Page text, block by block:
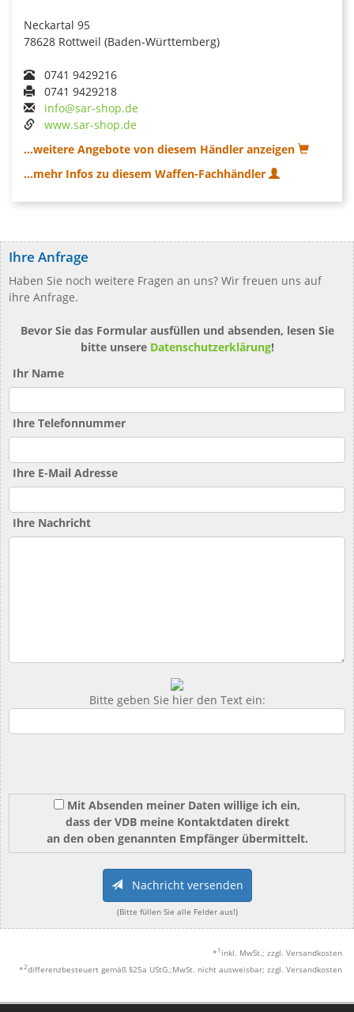
Neckartal 95
78628 Rottweil (Baden-Württemberg)
0741 9429216
0741 9429218
info@sar-shop.de
www.sar-shop.de
...weitere Angebote von diesem Händler anzeigen
...mehr Infos zu diesem Waffen-Fachhändler
Ihre Anfrage
Haben Sie noch weitere Fragen an uns? Wir freuen uns auf
ihre Anfrage.
Bevor Sie das Formular ausfüllen und absenden, lesen Sie
bitte unsere Datenschutzerklärung!
Ihr Name
Ihre Telefonnummer
Ihre E-Mail Adresse
Ihre Nachricht
Bitte geben Sie hier den Text ein:
Mit Absenden meiner Daten willige ich ein,
dass der VDB meine Kontaktdaten direkt
an den oben genannten Empfänger übermittelt.
Nachricht versenden
(Bitte füllen Sie alle Felder aus!)
* 1 inkl. MwSt.; zzgl. Versandkosten
*2differenzbesteuert gemäß §25a UStG.;MwSt. nicht ausweisbar; zzgl. Versandkosten